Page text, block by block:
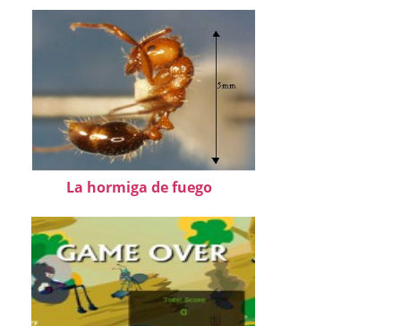
La hormiga de fuego